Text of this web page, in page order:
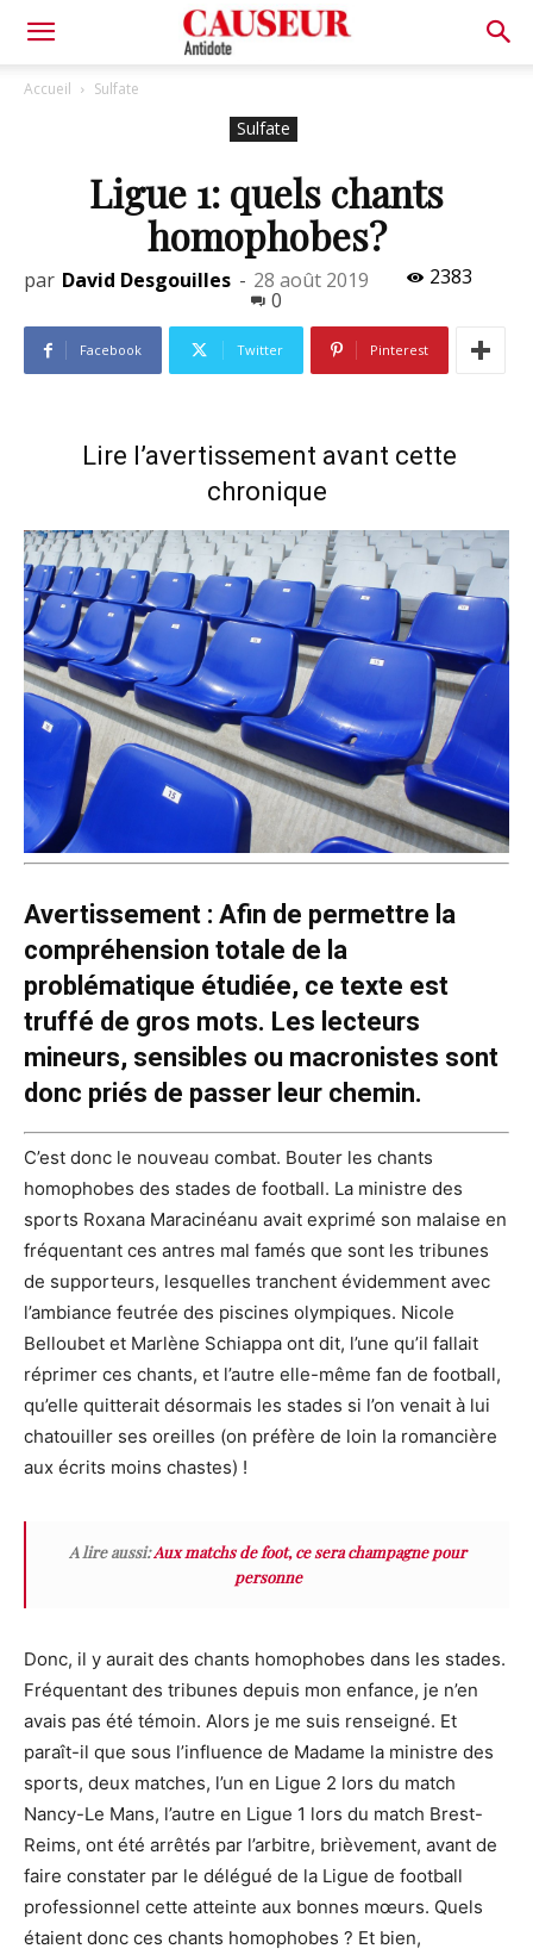
Antidote
Accueil Sulfate
Sulfate
Ligue 1: quels chants
homophobes?
par David Desgouilles - 28 août 2019
2383
0
Facebook Twitter Pinterest
Lire l’avertissement avant cette
chronique
Avertissement : Afin de permettre la
compréhension totale de la
problématique étudiée, ce texte est
truffé de gros mots. Les lecteurs
mineurs, sensibles ou macronistes sont
donc priés de passer leur chemin.
C’est donc le nouveau combat. Bouter les chants
homophobes des stades de football. La ministre des
sports Roxana Maracinéanu avait exprimé son malaise en
fréquentant ces antres mal famés que sont les tribunes
de supporteurs, lesquelles tranchent évidemment avec
l’ambiance feutrée des piscines olympiques. Nicole
Belloubet et Marlène Schiappa ont dit, l’une qu’il fallait
réprimer ces chants, et l’autre elle-même fan de football,
qu’elle quitterait désormais les stades si l’on venait à lui
chatouiller ses oreilles (on préfère de loin la romancière
aux écrits moins chastes) !
A lire aussi:Aux matchs de foot, ce sera champagne pour
personne
Donc, il y aurait des chants homophobes dans les stades.
Fréquentant des tribunes depuis mon enfance, je n’en
avais pas été témoin. Alors je me suis renseigné. Et
paraît-il que sous l’influence de Madame la ministre des
sports, deux matches, l’un en Ligue 2 lors du match
Nancy-Le Mans, l’autre en Ligue 1 lors du match Brest-
Reims, ont été arrêtés par l’arbitre, brièvement, avant de
faire constater par le délégué de la Ligue de football
professionnel cette atteinte aux bonnes mœurs. Quels
étaient donc ces chants homophobes ? Et bien,